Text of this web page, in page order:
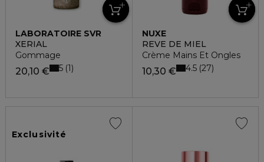
LABORATOIRE SVR
XERIAL
Gommage
20,10 € 5 1
NUXE
REVE DE MIEL
Crème Mains Et Ongles
10,30 € 4.5 27
Exclusivité